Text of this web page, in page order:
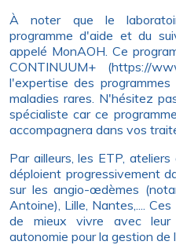
À noter que le
programme d'aide et du
appelé MonAOH. Ce
CONTINUUM+ (https://
l'expertise des
maladies rares. N'hésitez
spécialiste car ce
accompagnera dans vos
Par ailleurs, les ETP,
déploient progressivement
sur les angio-œdèmes
Antoine), Lille, Nantes,....
de mieux vivre avec
autonomie pour la gestion de